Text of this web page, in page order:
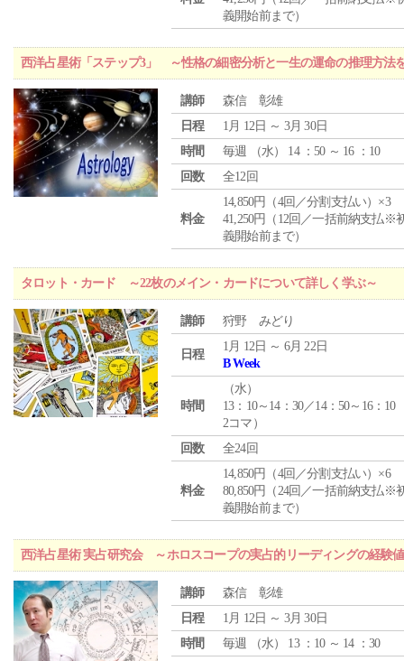
義開始前まで）
西洋占星術「ステップ3」 ～性格の細密分析と一生の運命の推理方法
講師
森信 彰雄
日程
1月 12日 ～ 3月 30日
時間
毎週 （水） 14 ：50 ～ 16 ：10
回数
全12回
料金
14,850円（4回／分割支払い）×3
41,250円（12回／一括前納支払※
義開始前まで）
タロット・カード ～22枚のメイン・カードについて詳しく学ぶ～
講師 狩野 みどり
日程
1月 12日 ～ 6月 22日
B Week
時間
（水）
13：10～14：30／14：50～16：10
2コマ）
回数
全24回
料金
14,850円（4回／分割支払い）×6
80,850円（24回／一括前納支払※
義開始前まで）
西洋占星術 実占研究会 ～ホロスコープの実占的リーディングの経験
講師
森信 彰雄
日程
1月 12日 ～ 3月 30日
時間
毎週 （水） 13 ：10 ～ 14 ：30